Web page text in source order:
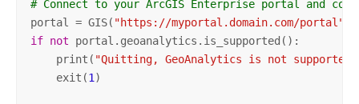
# Connect to your ArcGIS Enterprise portal and
portal = GIS( "https://myportal.domain.com/portal"
if not portal.geoanalytics.is_supported():
    print(
"Quitting, GeoAnalytics is not supported"
    exit(
1)